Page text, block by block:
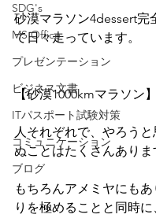
SDG's
MS Office
プレゼンテーション
ビジネス文書
ITパスポート試験対策
コミュニケーション
ブログ
砂漠マラソン4dessert完
て日々走っています。
【砂漠1000kmマラソン】
人それぞれで、やろうと
ぬことはたくさんありま
もちろんアメミヤにも
りを極めることと同時